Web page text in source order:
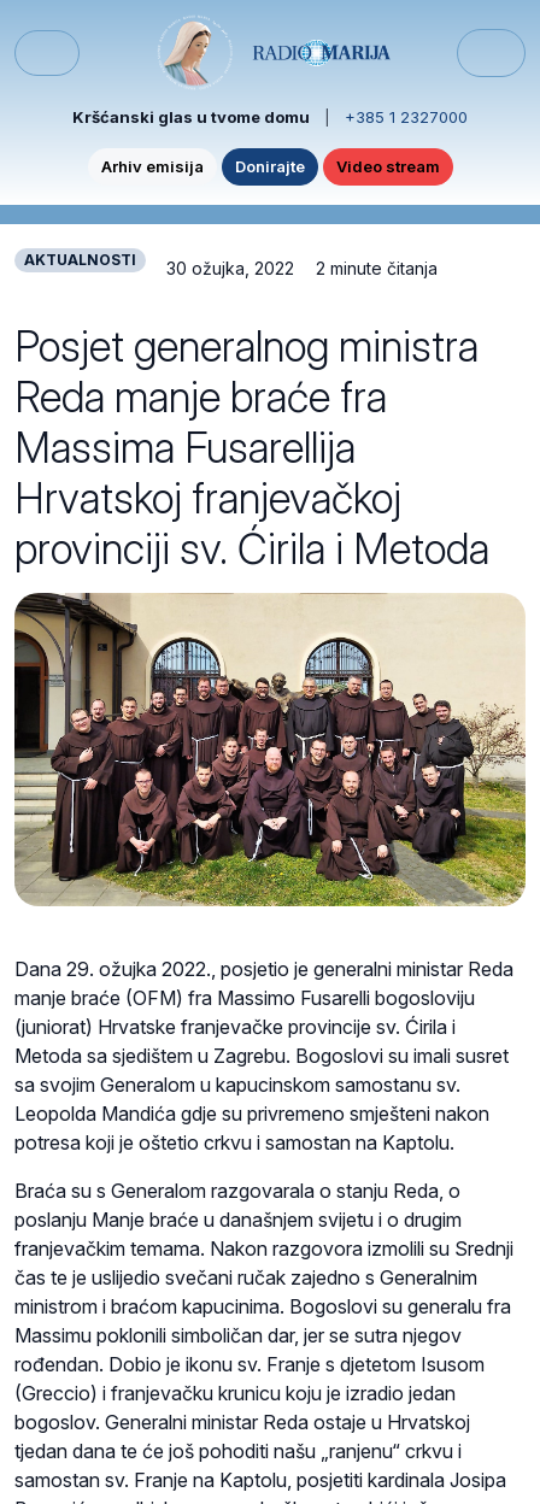
Menu
Kršćanski glas u tvome domu +385 1 2327000
Arhiv emisija Donirajte Video stream
AKTUALNOSTI 30 ožujka, 2022 2 minute čitanja
Posjet generalnog ministra
Reda manje braće fra
Massima Fusarellija
Hrvatskoj franjevačkoj
provinciji sv. Ćirila i Metoda
Dana 29. ožujka 2022., posjetio je generalni ministar Reda
manje braće (OFM) fra Massimo Fusarelli bogosloviju
(juniorat) Hrvatske franjevačke provincije sv. Ćirila i
Metoda sa sjedištem u Zagrebu. Bogoslovi su imali susret
sa svojim Generalom u kapucinskom samostanu sv.
Leopolda Mandića gdje su privremeno smješteni nakon
potresa koji je oštetio crkvu i samostan na Kaptolu.
Braća su s Generalom razgovarala o stanju Reda, o
poslanju Manje braće u današnjem svijetu i o drugim
franjevačkim temama. Nakon razgovora izmolili su Srednji
čas te je uslijedio svečani ručak zajedno s Generalnim
ministrom i braćom kapucinima. Bogoslovi su generalu fra
Massimu poklonili simboličan dar, jer se sutra njegov
rođendan. Dobio je ikonu sv. Franje s djetetom Isusom
(Greccio) i franjevačku krunicu koju je izradio jedan
bogoslov. Generalni ministar Reda ostaje u Hrvatskoj
tjedan dana te će još pohoditi našu „ranjenu“ crkvu i
samostan sv. Franje na Kaptolu, posjetiti kardinala Josipa